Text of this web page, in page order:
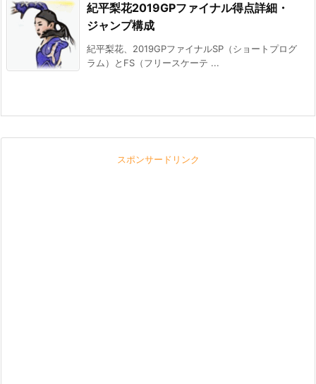
紀平梨花2019GPファイナル得点詳細・
ジャンプ構成
紀平梨花、2019GPファイナルSP（ショートプログ
ラム）とFS（フリースケーテ ...
スポンサードリンク